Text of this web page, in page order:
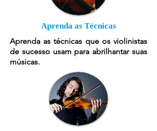
Aprenda as Técnicas
Aprenda as técnicas que os violinistas
de sucesso usam para abrilhantar suas
músicas.